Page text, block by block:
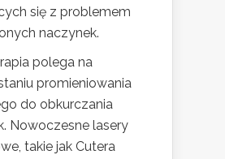
się z problemem
naczynek.
polega na
promieniowania
do obkurczania
Nowoczesne lasery
takie jak Cutera